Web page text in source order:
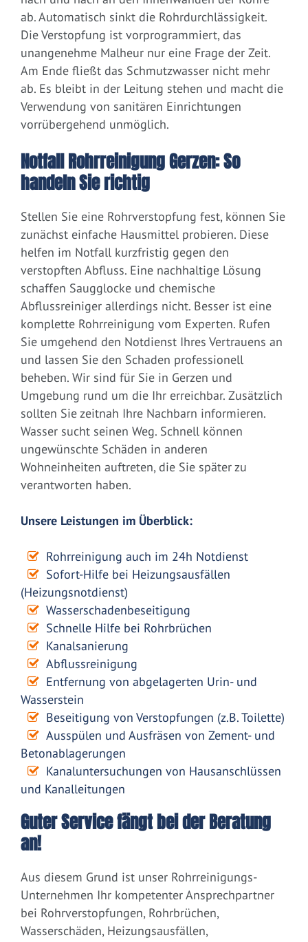
ab. Automatisch sinkt die Rohrdurchlässigkeit.
Die Verstopfung ist vorprogrammiert, das
unangenehme Malheur nur eine Frage der Zeit.
Am Ende fließt das Schmutzwasser nicht mehr
ab. Es bleibt in der Leitung stehen und macht die
Verwendung von sanitären Einrichtungen
vorrübergehend unmöglich.
Notfall Rohrreinigung Gerzen: So
handeln Sie richtig
Stellen Sie eine Rohrverstopfung fest, können Sie
zunächst einfache Hausmittel probieren. Diese
helfen im Notfall kurzfristig gegen den
verstopften Abfluss. Eine nachhaltige Lösung
schaffen Saugglocke und chemische
Abflussreiniger allerdings nicht. Besser ist eine
komplette Rohrreinigung vom Experten. Rufen
Sie umgehend den Notdienst Ihres Vertrauens an
und lassen Sie den Schaden professionell
beheben. Wir sind für Sie in Gerzen und
Umgebung rund um die Ihr erreichbar. Zusätzlich
sollten Sie zeitnah Ihre Nachbarn informieren.
Wasser sucht seinen Weg. Schnell können
ungewünschte Schäden in anderen
Wohneinheiten auftreten, die Sie später zu
verantworten haben.
Unsere Leistungen im Überblick:
Rohrreinigung auch im 24h Notdienst
Sofort-Hilfe bei Heizungsausfällen
(Heizungsnotdienst)
Wasserschadenbeseitigung
Schnelle Hilfe bei Rohrbrüchen
Kanalsanierung
Abflussreinigung
Entfernung von abgelagerten Urin- und
Wasserstein
Beseitigung von Verstopfungen (z.B. Toilette)
Ausspülen und Ausfräsen von Zement- und
Betonablagerungen
Kanaluntersuchungen von Hausanschlüssen
und Kanalleitungen
Guter Service fängt bei der Beratung
an!
Aus diesem Grund ist unser Rohrreinigungs-
Unternehmen Ihr kompetenter Ansprechpartner
bei Rohrverstopfungen, Rohrbrüchen,
Wasserschäden, Heizungsausfällen,